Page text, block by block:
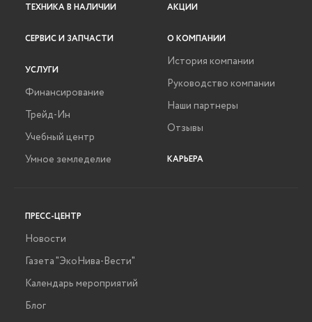
ТЕХНИКА В НАЛИЧИИ
СЕРВИС И ЗАПЧАСТИ
УСЛУГИ
Финансирование
Трейд-Ин
Учебный центр
Умное земледелие
АКЦИИ
О КОМПАНИИ
История компании
Руководство компании
Наши партнеры
Отзывы
КАРЬЕРА
ПРЕСС-ЦЕНТР
Новости
Газета "ЭкоНива-Вести"
Календарь мероприятий
Блог